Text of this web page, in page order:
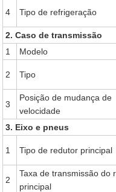
4 Tipo de refrigeração
2. Caso de transmissão
1
Modelo
2 Tipo
3
Posição de mudança de
velocidade
3. Eixo e pneus
1 Tipo de redutor principal
2
Taxa de transmissão do
principal